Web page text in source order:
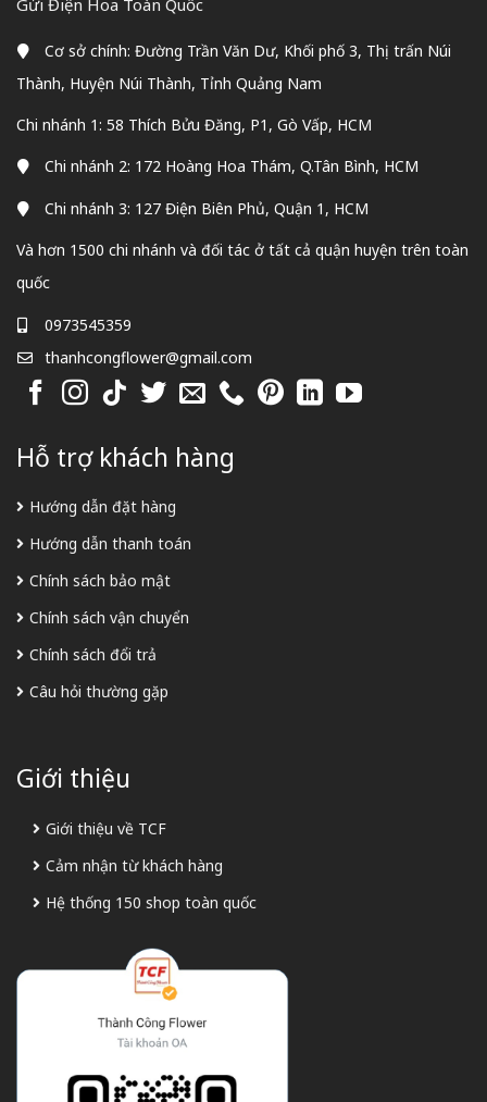
Cơ sở chính: Đường Trần Văn Dư, Khối phố 3, Thị trấn Núi
Thành, Huyện Núi Thành, Tỉnh Quảng Nam
Chi nhánh 1: 58 Thích Bửu Đăng, P1, Gò Vấp, HCM
Chi nhánh 2: 172 Hoàng Hoa Thám, Q.Tân Bình, HCM
Chi nhánh 3: 127 Điện Biên Phủ, Quận 1, HCM
Và hơn 1500 chi nhánh và đối tác ở tất cả quận huyện trên toàn
quốc
0973545359
thanhcongflower@gmail.com
Hỗ trợ khách hàng
Hướng dẫn đặt hàng
Hướng dẫn thanh toán
Chính sách bảo mật
Chính sách vận chuyển
Chính sách đổi trả
Câu hỏi thường gặp
Giới thiệu
Giới thiệu về TCF
Cảm nhận từ khách hàng
Hệ thống 150 shop toàn quốc